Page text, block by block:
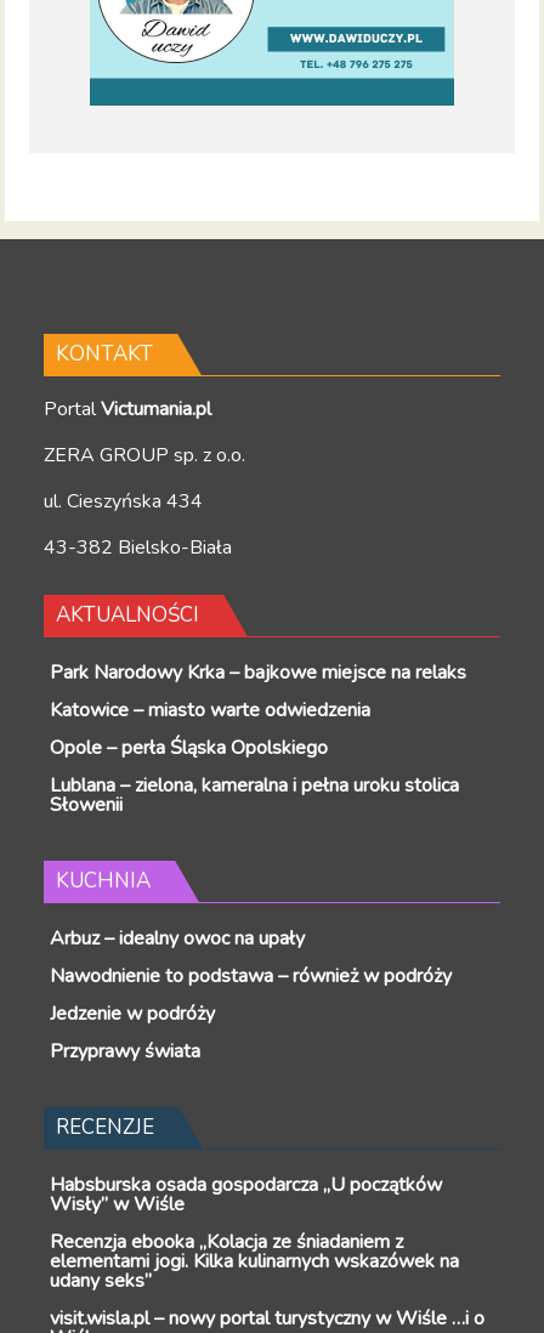
KONTAKT
PortalVictumania.pl
ZERA GROUP sp. z o.o.
ul. Cieszyńska 434
43-382 Bielsko-Biała
AKTUALNOŚCI
Park Narodowy Krka – bajkowe miejsce na relaks
Katowice – miasto warte odwiedzenia
Opole – perła Śląska Opolskiego
Lublana – zielona, kameralna i pełna uroku stolica
Słowenii
KUCHNIA
Arbuz – idealny owoc na upały
Nawodnienie to podstawa – również w podróży
Jedzenie w podróży
Przyprawy świata
RECENZJE
Habsburska osada gospodarcza „U początków
Wisły” w Wiśle
Recenzja ebooka „Kolacja ze śniadaniem z
elementami jogi. Kilka kulinarnych wskazówek na
udany seks”
visit.wisla.pl – nowy portal turystyczny w Wiśle …i o